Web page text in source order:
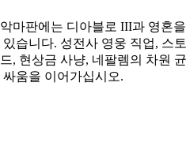
마판에는 디아블로 III과 영혼
있습니다. 성전사 영웅 직업, 스
, 현상금 사냥, 네팔렘의 차원
싸움을 이어가십시오.